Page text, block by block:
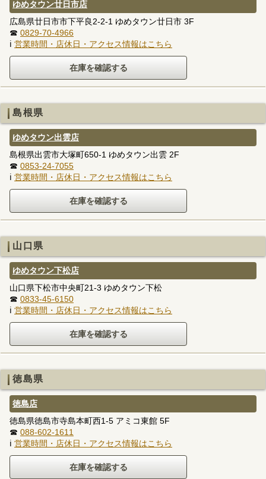
ゆめタウン廿日市店
広島県廿日市市下平良2-2-1 ゆめタウン廿日市 3F
☎ 0829-70-4966
ℹ 営業時間・店休日・アクセス情報はこちら
島根県
ゆめタウン出雲店
島根県出雲市大塚町650-1 ゆめタウン出雲 2F
☎ 0853-24-7055
ℹ 営業時間・店休日・アクセス情報はこちら
山口県
ゆめタウン下松店
山口県下松市中央町21-3 ゆめタウン下松
☎ 0833-45-6150
ℹ 営業時間・店休日・アクセス情報はこちら
徳島県
徳島店
徳島県徳島市寺島本町西1-5 アミコ東館 5F
☎ 088-602-1611
ℹ 営業時間・店休日・アクセス情報はこちら